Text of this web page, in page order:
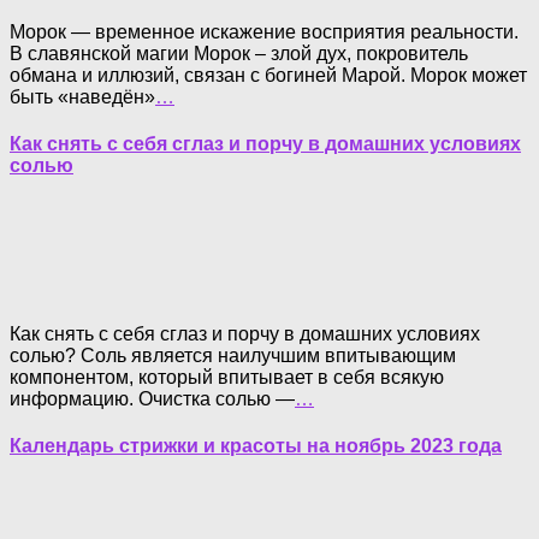
Морок — временное искажение восприятия реальности.
В славянской магии Морок – злой дух, покровитель
обмана и иллюзий, связан с богиней Марой. Морок может
быть «наведён»…
Как снять с себя сглаз и порчу в домашних условиях
солью
Как снять с себя сглаз и порчу в домашних условиях
солью? Соль является наилучшим впитывающим
компонентом, который впитывает в себя всякую
информацию. Очистка солью —…
Календарь стрижки и красоты на ноябрь 2023 года